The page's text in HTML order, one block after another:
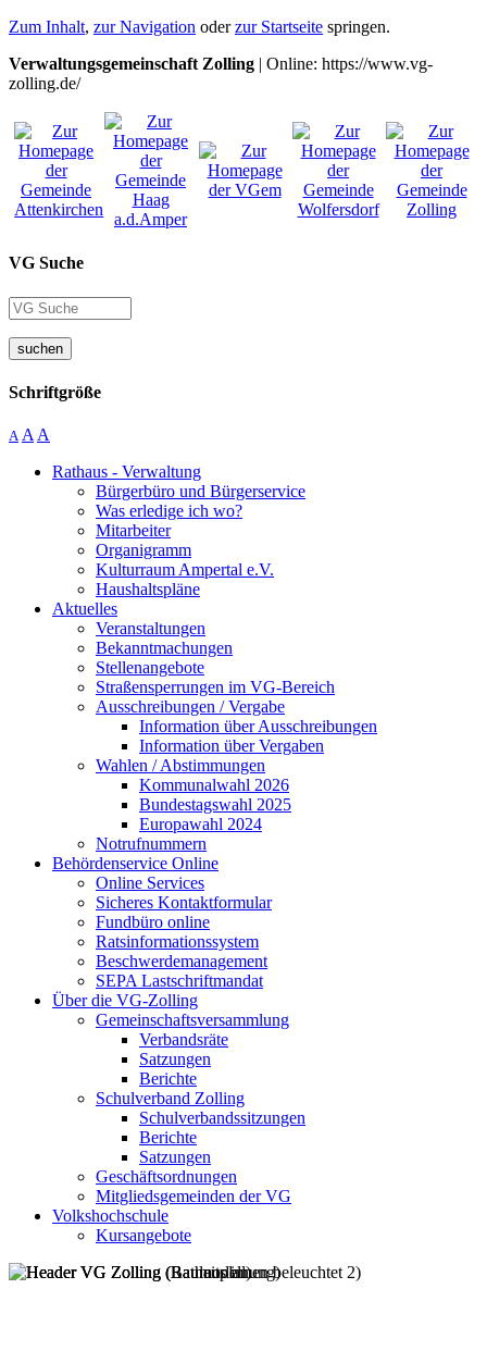
Zum Inhalt, zur Navigation oderzur Startseite springen.
Verwaltungsgemeinschaft Zolling | Online: https://www.vg-
zolling.de/
VG Suche
suchen
Schriftgröße
A A A
Rathaus - Verwaltung
Bürgerbüro und Bürgerservice
Was erledige ich wo?
Mitarbeiter
Organigramm
Kulturraum Ampertal e.V.
Haushaltspläne
Aktuelles
Veranstaltungen
Bekanntmachungen
Stellenangebote
Straßensperrungen im VG-Bereich
Ausschreibungen / Vergabe
Information über Ausschreibungen
Information über Vergaben
Wahlen / Abstimmungen
Kommunalwahl 2026
Bundestagswahl 2025
Europawahl 2024
Notrufnummern
Behördenservice Online
Online Services
Sicheres Kontaktformular
Fundbüro online
Ratsinformationssystem
Beschwerdemanagement
SEPA Lastschriftmandat
Über die VG-Zolling
Gemeinschaftsversammlung
Verbandsräte
Satzungen
Berichte
Schulverband Zolling
Schulverbandssitzungen
Berichte
Satzungen
Geschäftsordnungen
Mitgliedsgemeinden der VG
Volkshochschule
Kursangebote